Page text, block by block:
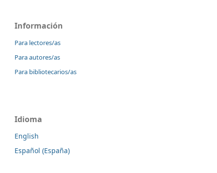
Información
Para lectores/as
Para autores/as
Para bibliotecarios/as
Idioma
English
Español (España)